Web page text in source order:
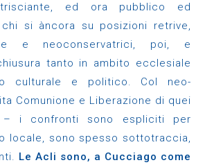
ed ora pubblico ed
si àncora su posizioni retrive,
e neoconservatrici, poi, e
tanto in ambito ecclesiale
culturale e politico. Col neo-
Comunione e Liberazione di quei
– i confronti sono espliciti per
locale, sono spesso sottotraccia,
Le Acli sono, a Cucciago come